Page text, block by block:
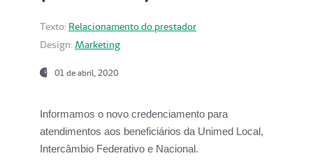
Texto: Relacionamento do prestador
Design: Marketing
01 de abril, 2020
Informamos o novo credenciamento para
atendimentos aos beneficiários da Unimed Local,
Intercâmbio Federativo e Nacional.